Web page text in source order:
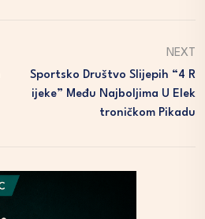
NEXT
Sportsko Društvo Slijepih “4 R
Ijeke” Među Najboljima U Elek
Troničkom Pikadu